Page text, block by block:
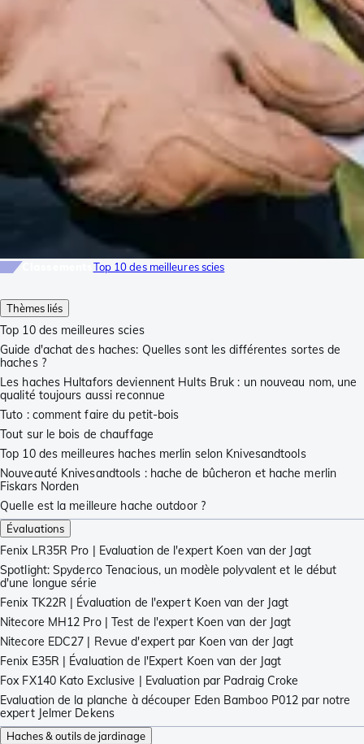
Thèmes liés
Top 10 des meilleures scies
Guide d'achat des haches: Quelles sont les différentes sortes de
haches ?
Les haches Hultafors deviennent Hults Bruk : un nouveau nom, une
qualité toujours aussi reconnue
Tuto : comment faire du petit-bois
Tout sur le bois de chauffage
Top 10 des meilleures haches merlin selon Knivesandtools
Nouveauté Knivesandtools : hache de bûcheron et hache merlin
Fiskars Norden
Quelle est la meilleure hache outdoor ?
Évaluations
Fenix LR35R Pro | Evaluation de l'expert Koen van der Jagt
Spotlight: Spyderco Tenacious, un modèle polyvalent et le début
d'une longue série
Fenix TK22R | Évaluation de l'expert Koen van der Jagt
Nitecore MH12 Pro | Test de l'expert Koen van der Jagt
Nitecore EDC27 | Revue d'expert par Koen van der Jagt
Fenix E35R | Évaluation de l'Expert Koen van der Jagt
Fox FX140 Kato Exclusive | Evaluation par Padraig Croke
Evaluation de la planche à découper Eden Bamboo P012 par notre
expert Jelmer Dekens
Haches & outils de jardinage
Top 10 des meilleures scies